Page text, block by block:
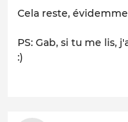
Cela reste,
PS: Gab, si tu me lis,
:)